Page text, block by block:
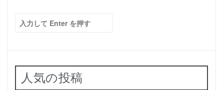
索:
人気の投稿